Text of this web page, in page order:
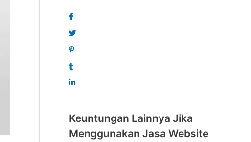
Keuntungan Lainnya Jika
Menggunakan Jasa Website